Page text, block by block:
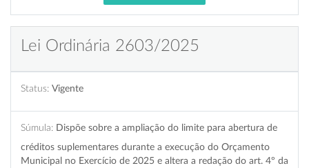
Lei Ordinária 2603/2025
Status: Vigente
Súmula: Dispõe sobre a ampliação do limite para abertura de
créditos suplementares durante a execução do Orçamento
Municipal no Exercício de 2025 e altera a redação do art. 4º da